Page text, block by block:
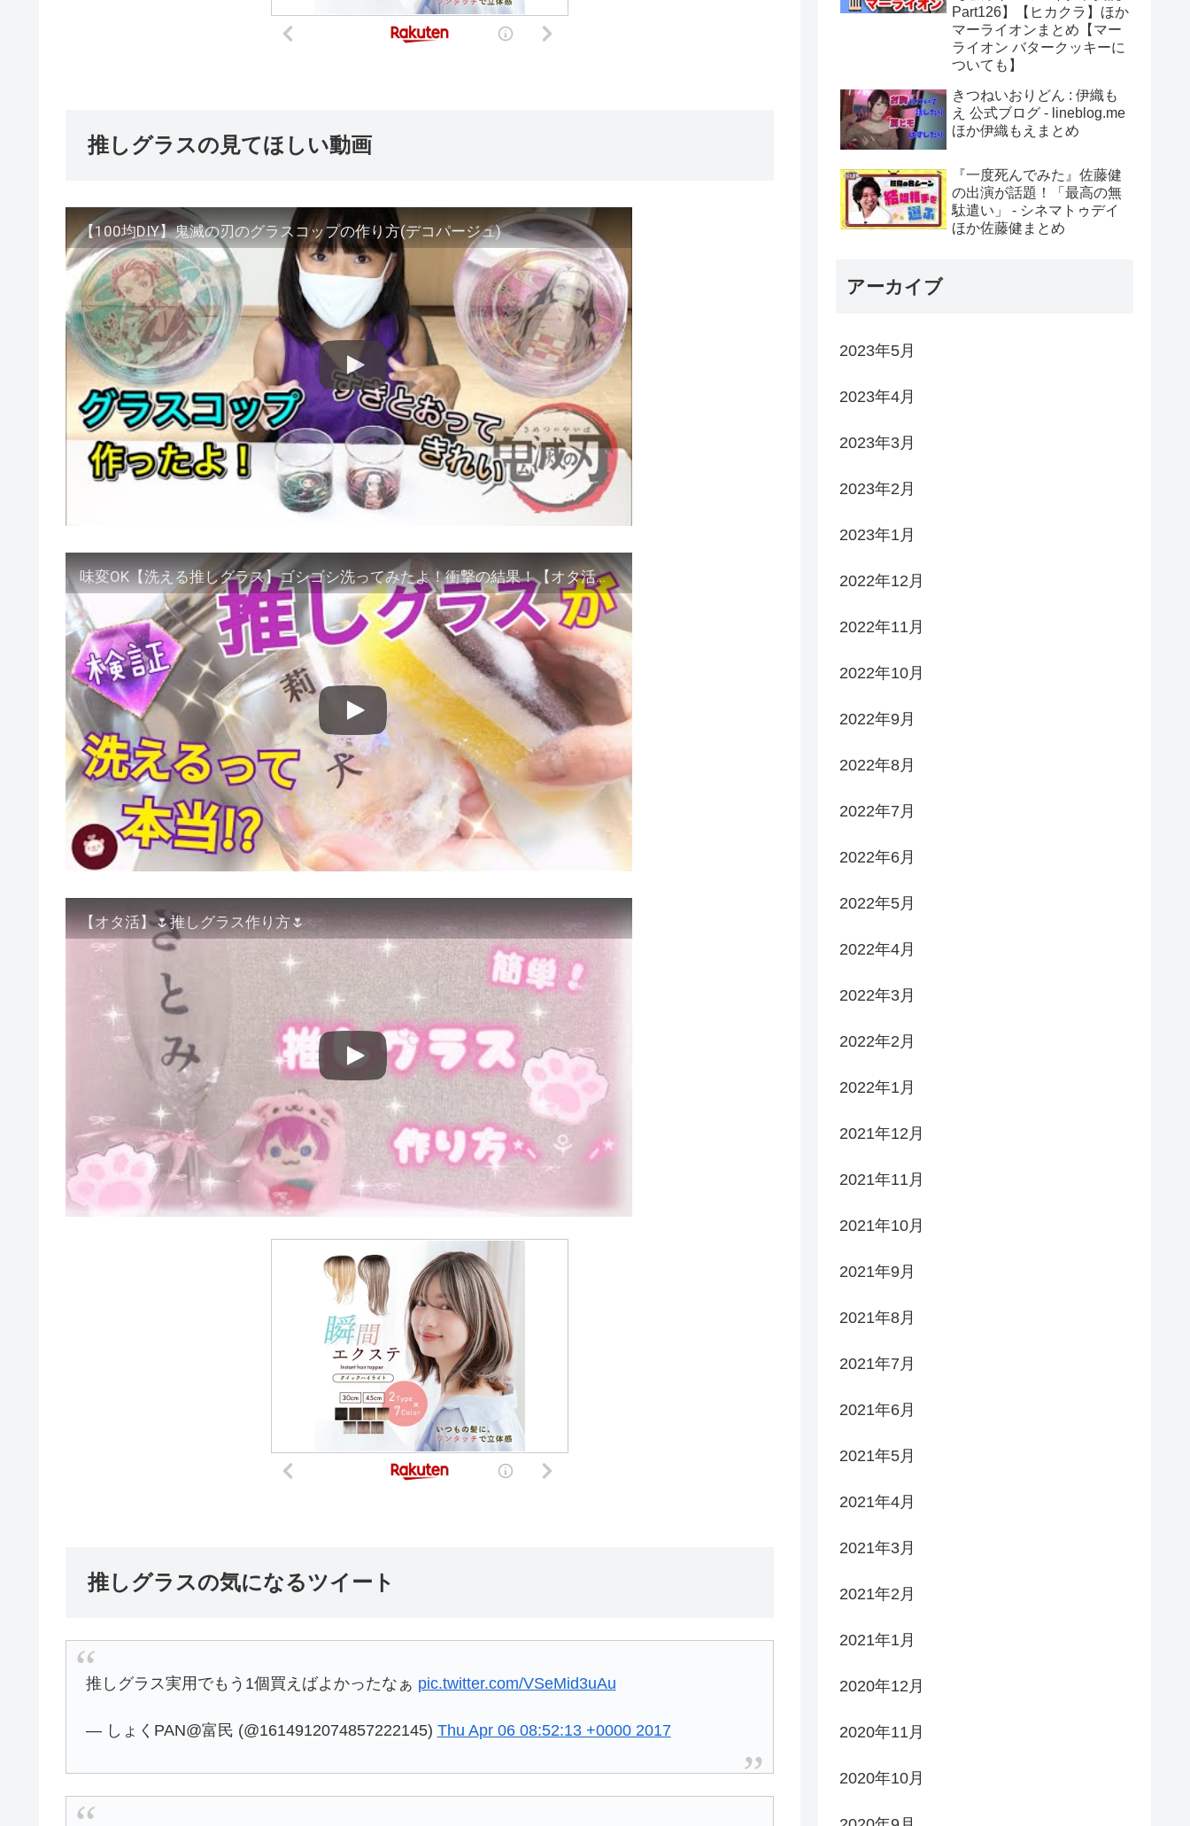
推しグラスの見てほしい動画
【100均DIY】鬼滅の刃のグラスコップの作り方(デコパージュ)
味変OK【洗える推しグラス】ゴシゴシ洗ってみたよ！衝撃の結果！【オタ活〜自作グッズ紹介】#Shorts
【オタ活】🌷推しグラス作り方🌷
推しグラスの気になるツイート
推しグラス実用でもう1個買えばよかったなぁ pic.twitter.com/VSeMid3uAu
— しょくPAN@富民 (@1614912074857222145) Thu Apr 06 08:52:13 +0000 2017
Part126】【ヒカクラ】ほか
マーライオンまとめ【マー
ライオン バタークッキーに
ついても】
きつねいおりどん : 伊織も
え 公式ブログ - lineblog.me
ほか伊織もえまとめ
『一度死んでみた』佐藤健
の出演が話題！「最高の無
駄遣い」 - シネマトゥデイ
ほか佐藤健まとめ
アーカイブ
2023年5月
2023年4月
2023年3月
2023年2月
2023年1月
2022年12月
2022年11月
2022年10月
2022年9月
2022年8月
2022年7月
2022年6月
2022年5月
2022年4月
2022年3月
2022年2月
2022年1月
2021年12月
2021年11月
2021年10月
2021年9月
2021年8月
2021年7月
2021年6月
2021年5月
2021年4月
2021年3月
2021年2月
2021年1月
2020年12月
2020年11月
2020年10月